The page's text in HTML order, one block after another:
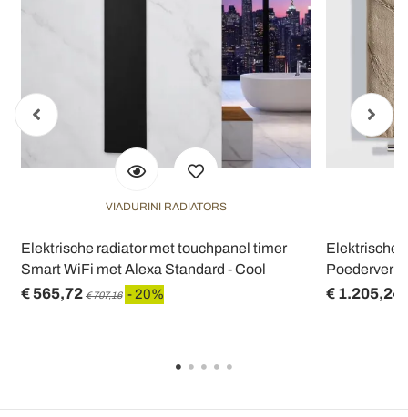
VIADURINI RADIATORS
Elektrische radiator met touchpanel timer
Smart WiFi met Alexa Standard - Cool
€ 565,72 € 707,16 - 20%
Elektrische
€ 1.205,24